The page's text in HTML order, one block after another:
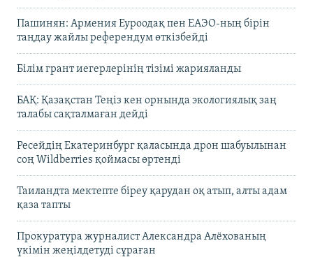
Пашинян: Армения Еуроодақ пен ЕАЭО-ның бірін
таңдау жайлы референдум өткізбейді
Білім грант иегерлерінің тізімі жарияланды
БАҚ: Қазақстан Теңіз кен орнында экологиялық заң
талабы сақталмаған дейді
Ресейдің Екатеринбург қаласында дрон шабуылынан
соң Wildberries қоймасы өртенді
Таиландта мектепте біреу қарудан оқ атып, алты адам
қаза тапты
Прокуратура журналист Александра Алёхованың
үкімін жеңілдетуді сұраған